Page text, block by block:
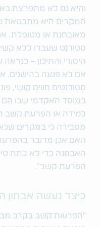
והיא גם לא מתפרצת
המקרים היא מתבטאת
מאובחנת או מטופלת.
סטודנט שעברו ללא
היסודי והתיכון –
אם לא פגעה בהישגים.
סטודנטים חווים קושי,
במוסד האקדמי שבו הם
למידה או הפרעת קשב הם
מסבירה כי במקרים
האם אכן מדובר
האבחנה כדי לא לתת
הפרעת קשב".
כיצד נעשה אבחון
״הפרעות קשב בקרב